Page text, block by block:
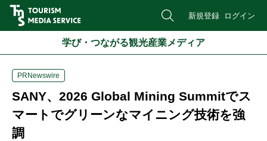
新規登録 ログイン
学び・つながる観光産業メディア
PRNewswire
SANY、2026 Global Mining Summitでス
マートでグリーンなマイニング技術を強
調